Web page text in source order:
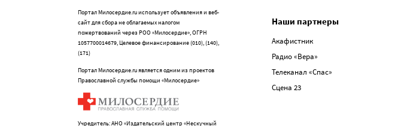
Портал Милосердие.ru использует объявления и веб-
сайт для сбора не облагаемых налогом
пожертвований через РОО «Милосердие», ОГРН
1057700014679, Целевое финансирование (010), (140),
(171)
Портал Милосердие.ru является одним из проектов
Православной службы помощи «Милосердие»
Учредитель: АНО «Издательский центр «Нескучный
Наши партнеры
Акафистник
Радио «Вера»
Телеканал «Спас»
Сцена 23